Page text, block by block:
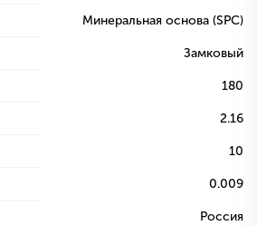
Минеральная основа (SPC)
Замковый
180
2.16
10
0.009
Россия